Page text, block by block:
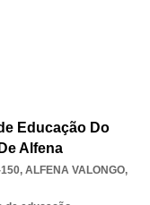
Educação Do
Alfena
, ALFENA VALONGO,